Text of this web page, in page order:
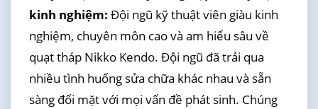
kinh nghiệm: Đội ngũ kỹ thuật viên giàu kinh
nghiệm, chuyên môn cao và am hiểu sâu về
quạt tháp Nikko Kendo. Đội ngũ đã trải qua
nhiều tình huống sửa chữa khác nhau và sẵn
sàng đối mặt với mọi vấn đề phát sinh. Chúng